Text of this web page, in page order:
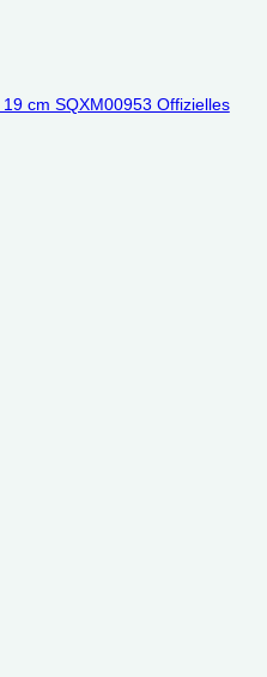
cm SQXM00953 Offizielles